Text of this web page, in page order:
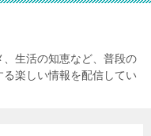
生活の知恵など、普段の
楽しい情報を配信してい